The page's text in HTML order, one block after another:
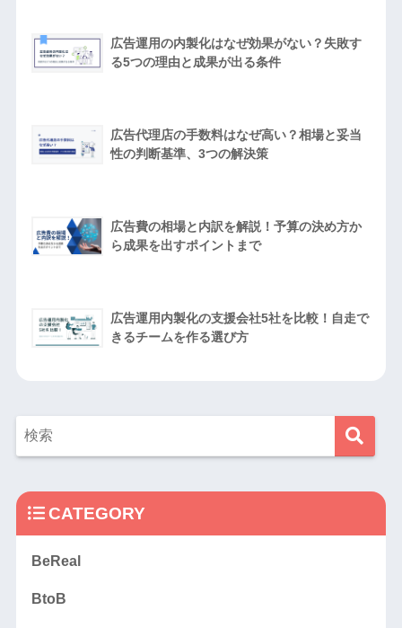
広告運用の内製化はなぜ効果がない？失敗す
る5つの理由と成果が出る条件
広告代理店の手数料はなぜ高い？相場と妥当
性の判断基準、3つの解決策
広告費の相場と内訳を解説！予算の決め方か
ら成果を出すポイントまで
広告運用内製化の支援会社5社を比較！自走で
きるチームを作る選び方
CATEGORY
BeReal
BtoB